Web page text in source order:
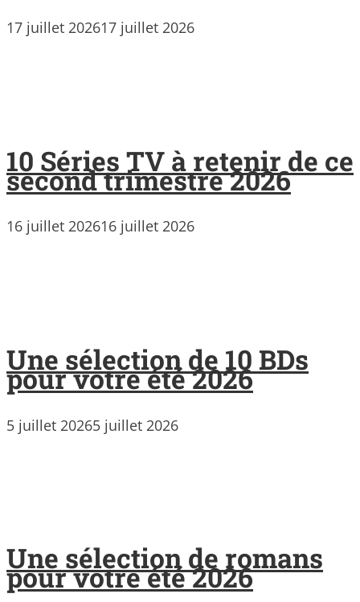
17 juillet 202617 juillet 2026
10 Séries TV à retenir de ce
second trimestre 2026
16 juillet 202616 juillet 2026
Une sélection de 10 BDs
pour votre été 2026
5 juillet 20265 juillet 2026
Une sélection de romans
pour votre été 2026